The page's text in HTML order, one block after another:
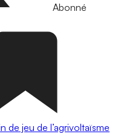
Abonné
de jeu de l’agrivoltaïsme